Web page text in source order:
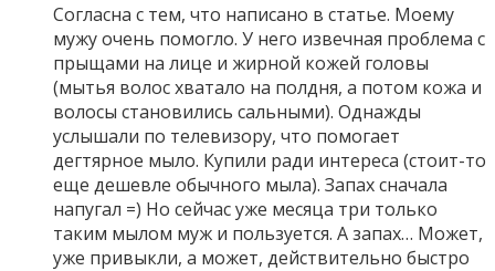
Согласна с тем, что написано в статье. Моему
мужу очень помогло. У него извечная проблема с
прыщами на лице и жирной кожей головы
(мытья волос хватало на полдня, а потом кожа и
волосы становились сальными). Однажды
услышали по телевизору, что помогает
дегтярное мыло. Купили ради интереса (стоит-то
еще дешевле обычного мыла). Запах сначала
напугал =) Но сейчас уже месяца три только
таким мылом муж и пользуется. А запах… Может,
уже привыкли, а может, действительно быстро